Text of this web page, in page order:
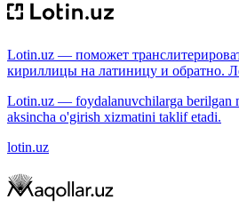
Lotin.uz — поможет
кириллицы на латиницу и обратно.
Lotin.uz — foydalanuvchilarga berilgan
aksincha o'girish xizmatini taklif etadi.
lotin.uz